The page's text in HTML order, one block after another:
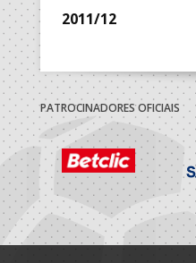
2011/12
C 99/00
A.A. Porto
C 98/99
PATROCINADORES OFICIAIS